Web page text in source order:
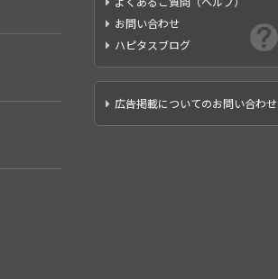
お問い合わせ
ハピタスブログ
広告掲載についてのお問い合わせ